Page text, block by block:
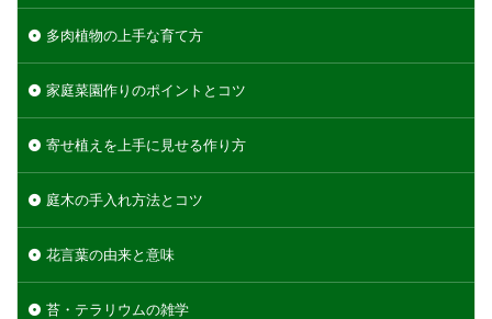
多肉植物の上手な育て方
家庭菜園作りのポイントとコツ
寄せ植えを上手に見せる作り方
庭木の手入れ方法とコツ
花言葉の由来と意味
苔・テラリウムの雑学